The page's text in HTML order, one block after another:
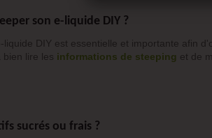
son e-liquide DIY ?
liquide DIY est essentielle et importante afin
bien lire les informations de steeping et de
sucrés ou frais ?